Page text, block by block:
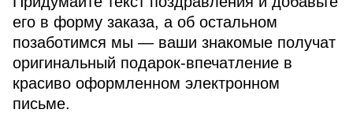
его в форму заказа, а об остальном
позаботимся мы — ваши знакомые получат
оригинальный подарок-впечатление в
красиво оформленном электронном
письме.